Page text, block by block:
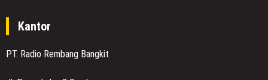
Kantor
PT. Radio Rembang Bangkit